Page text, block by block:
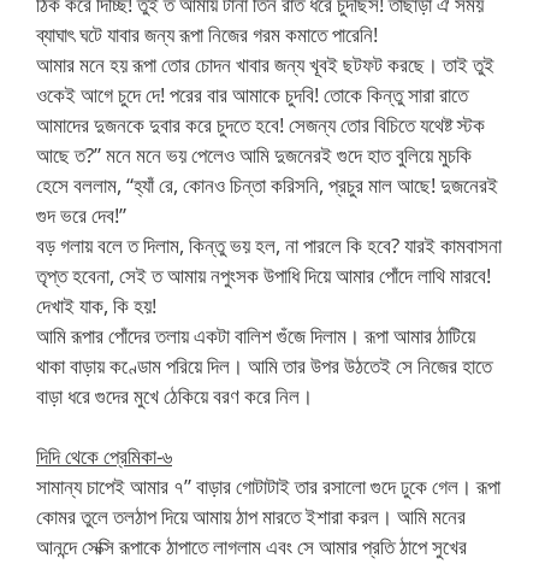
ব্যাঘাৎ ঘটে যাবার জন্য রূপা নিজের গরম কমাতে পারেনি!
আমার মনে হয় রূপা তোর চোদন খাবার জন্য খূবই ছটফট করছে। তাই তুই
ওকেই আগে চুদে দে! পরের বার আমাকে চুদবি! তোকে কিন্তু সারা রাতে
আমাদের দুজনকে দুবার করে চুদতে হবে! সেজন্য তোর বিচিতে যথেষ্ট স্টক
আছে ত?” মনে মনে ভয় পেলেও আমি দুজনেরই গুদে হাত বুলিয়ে মুচকি
হেসে বললাম, “হ্যাঁ রে, কোনও চিন্তা করিসনি, প্রচুর মাল আছে! দুজনেরই
গুদ ভরে দেব!”
বড় গলায় বলে ত দিলাম, কিন্তু ভয় হল, না পারলে কি হবে? যারই কামবাসনা
তৃপ্ত হবেনা, সেই ত আমায় নপুংসক উপাধি দিয়ে আমার পোঁদে লাথি মারবে!
দেখাই যাক, কি হয়!
আমি রূপার পোঁদের তলায় একটা বালিশ গুঁজে দিলাম। রূপা আমার ঠাটিয়ে
থাকা বাড়ায় কণ্ডোম পরিয়ে দিল। আমি তার উপর উঠতেই সে নিজের হাতে
বাড়া ধরে গুদের মুখে ঠেকিয়ে বরণ করে নিল।
দিদি থেকে প্রেমিকা-৬
সামান্য চাপেই আমার ৭” বাড়ার গোটাটাই তার রসালো গুদে ঢুকে গেল। রূপা
কোমর তুলে তলঠাপ দিয়ে আমায় ঠাপ মারতে ইশারা করল। আমি মনের
আনন্দে সেক্সি রূপাকে ঠাপাতে লাগলাম এবং সে আমার প্রতি ঠাপে সুখের